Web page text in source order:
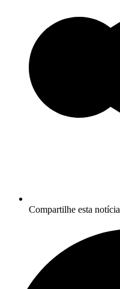
Compartilhe esta notícia